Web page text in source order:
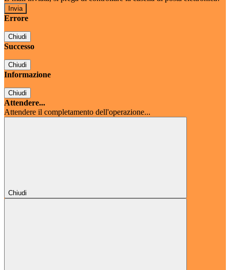
Errore
Chiudi
Successo
Chiudi
Informazione
Chiudi
Attendere...
Attendere il completamento dell'operazione...
Chiudi